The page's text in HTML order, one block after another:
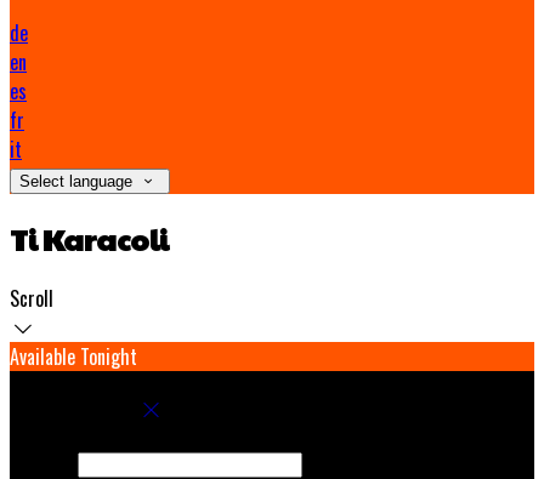
de
en
es
fr
it
Select language
Ti Karacoli
Scroll
Available Tonight